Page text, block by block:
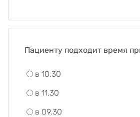
Пациенту подходит время
в 10.30
в 11.30
в 09.30